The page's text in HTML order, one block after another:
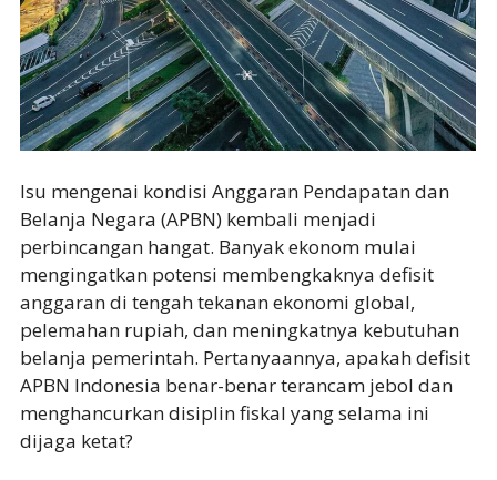
Isu mengenai kondisi Anggaran Pendapatan dan
Belanja Negara (APBN) kembali menjadi
perbincangan hangat. Banyak ekonom mulai
mengingatkan potensi membengkaknya defisit
anggaran di tengah tekanan ekonomi global,
pelemahan rupiah, dan meningkatnya kebutuhan
belanja pemerintah. Pertanyaannya, apakah defisit
APBN Indonesia benar-benar terancam jebol dan
menghancurkan disiplin fiskal yang selama ini
dijaga ketat?